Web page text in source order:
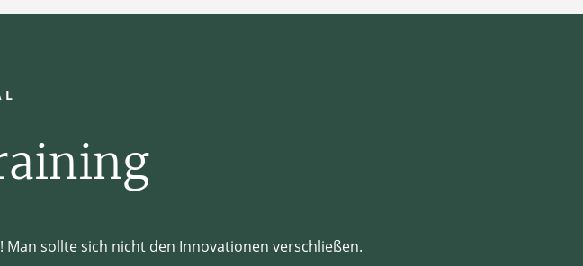
sollte sich nicht den Innovationen verschließen.